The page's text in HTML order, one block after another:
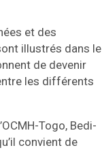
et des
illustrés dans le
de devenir
les différents
Togo, Bedi-
convient de